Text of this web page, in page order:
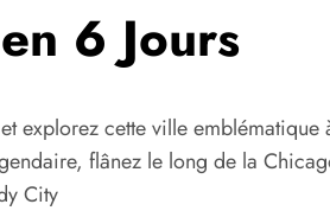
6 Jours
explorez cette ville
flânez le long de la
City